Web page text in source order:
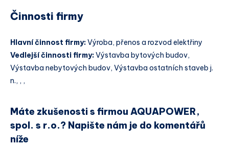
Činnosti firmy
Hlavní činnost firmy:Výroba, přenos a rozvod elektřiny
Vedlejší činnosti firmy:Výstavba bytových budov,
Výstavba nebytových budov, Výstavba ostatních staveb j.
n., , ,
Máte zkušenosti s firmou AQUAPOWER,
spol. s r.o.? Napište nám je do komentářů
níže